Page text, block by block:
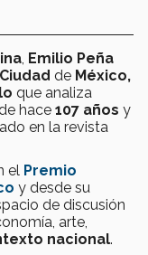
Emilio Peña
Ciudad de México,
que analiza
hace 107 años y
en la revista
el Premio
y desde su
de discusión
arte,
nacional.